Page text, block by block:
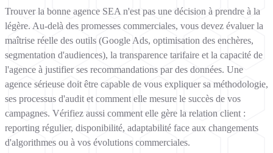
Trouver la bonne agence SEA n'est pas une décision à prendre à la
légère. Au-delà des promesses commerciales, vous devez évaluer la
maîtrise réelle des outils (Google Ads, optimisation des enchères,
segmentation d'audiences), la transparence tarifaire et la capacité de
l'agence à justifier ses recommandations par des données. Une
agence sérieuse doit être capable de vous expliquer sa méthodologie,
ses processus d'audit et comment elle mesure le succès de vos
campagnes. Vérifiez aussi comment elle gère la relation client :
reporting régulier, disponibilité, adaptabilité face aux changements
d'algorithmes ou à vos évolutions commerciales.